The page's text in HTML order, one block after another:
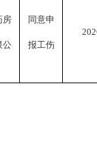
房
公
同意申
报工伤
202